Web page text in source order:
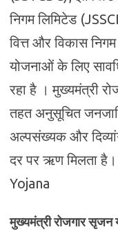
निगम लिमिटेड
वित्त और विकास
योजनाओं के लिए
रहा है । मुख्यमंत्री
तहत अनुसूचित
अल्पसंख्यक और
दर पर ऋण मिलता
Yojana
मुख्यमंत्री रोजगार सृजन